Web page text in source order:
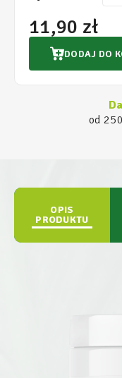
11,90 zł
DODAJ DO
od
OPIS
PRODUKTU